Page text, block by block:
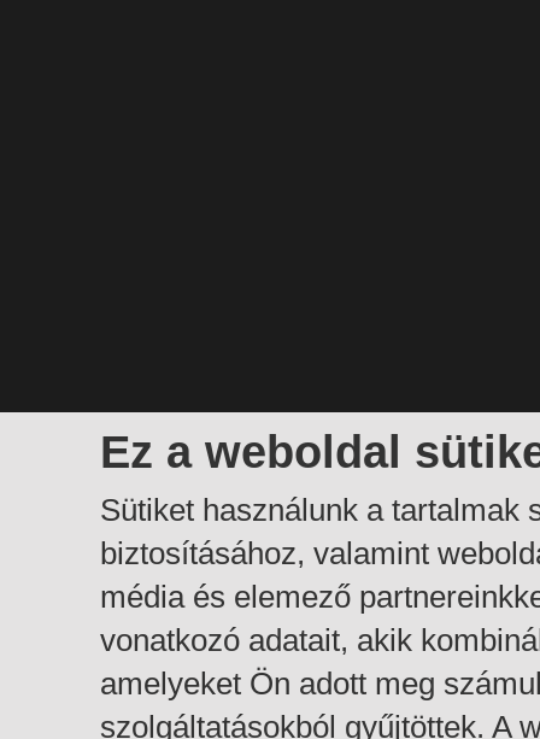
Ez a weboldal
Sütiket használunk a tartalmak
biztosításához, valamint
média és elemező
vonatkozó adatait, akik
amelyeket Ön adott meg
szolgáltatásokból gyűjtöttek. A